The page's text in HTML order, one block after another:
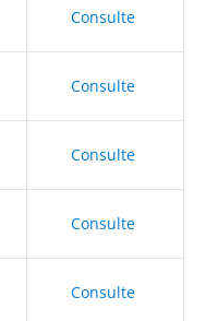
Consulte
Consulte
Consulte
Consulte
Consulte